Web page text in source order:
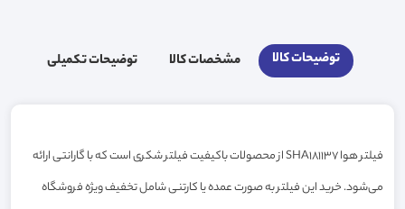
توضیحات کالا مشخصات کالا توضیحات تکمیلی
فیلتر هوا SHA181137 از محصولات باکیفیت فیلتر شکری است که با گارانتی ارائه
می‌شود. خرید این فیلتر به صورت عمده یا کارتنی شامل تخفیف ویژه فروشگاه